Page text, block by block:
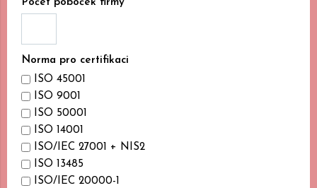
Počet poboček firmy
Norma pro certifikaci
ISO 45001
ISO 9001
ISO 50001
ISO 14001
ISO/IEC 27001 + NIS2
ISO 13485
ISO/IEC 20000-1